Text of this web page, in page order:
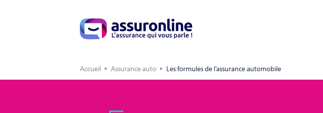
Accueil Assurance auto Les formules de l’assurance automobile